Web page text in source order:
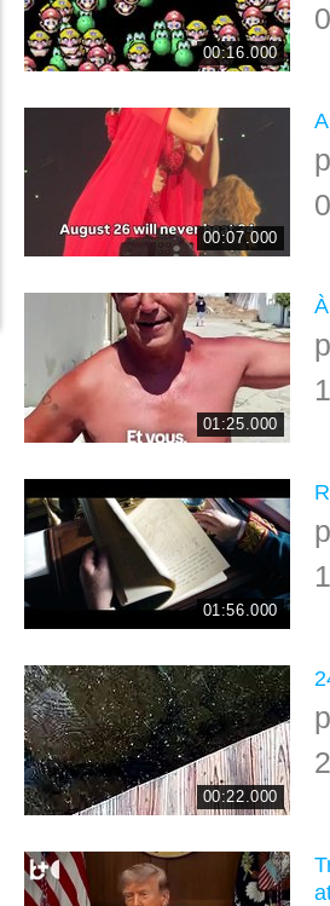
00:16.000
00:07.000
01:25.000
01:56.000
00:22.000